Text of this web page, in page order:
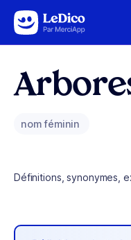
Aller au contenu
nom féminin
Définitions, synonymes,